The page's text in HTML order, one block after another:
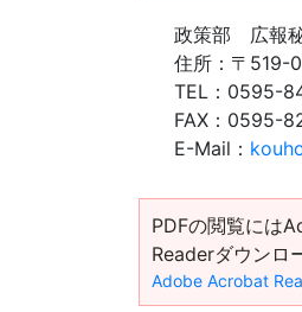
政策部 広報
住所： 〒519-
TEL： 0595-
FAX： 0595-
E-Mail：
PDFの閲覧には
Readerダウンロ
Adobe Acrobat